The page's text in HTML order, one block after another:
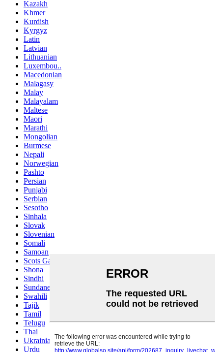
Kazakh
Khmer
Kurdish
Kyrgyz
Latin
Latvian
Lithuanian
Luxembou..
Macedonian
Malagasy
Malay
Malayalam
Maltese
Maori
Marathi
Mongolian
Burmese
Nepali
Norwegian
Pashto
Persian
Punjabi
Serbian
Sesotho
Sinhala
Slovak
Slovenian
Somali
Samoan
Scots Gaelic
Shona
Sindhi
Sundanese
Swahili
Tajik
Tamil
Telugu
Thai
Ukrainian
Urdu